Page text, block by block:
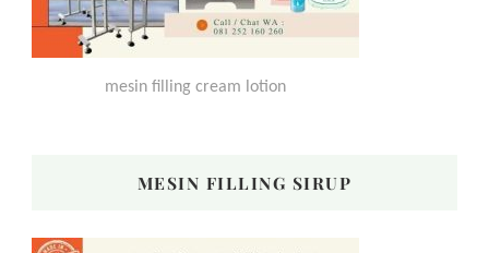
mesin filling cream lotion
MESIN FILLING SIRUP